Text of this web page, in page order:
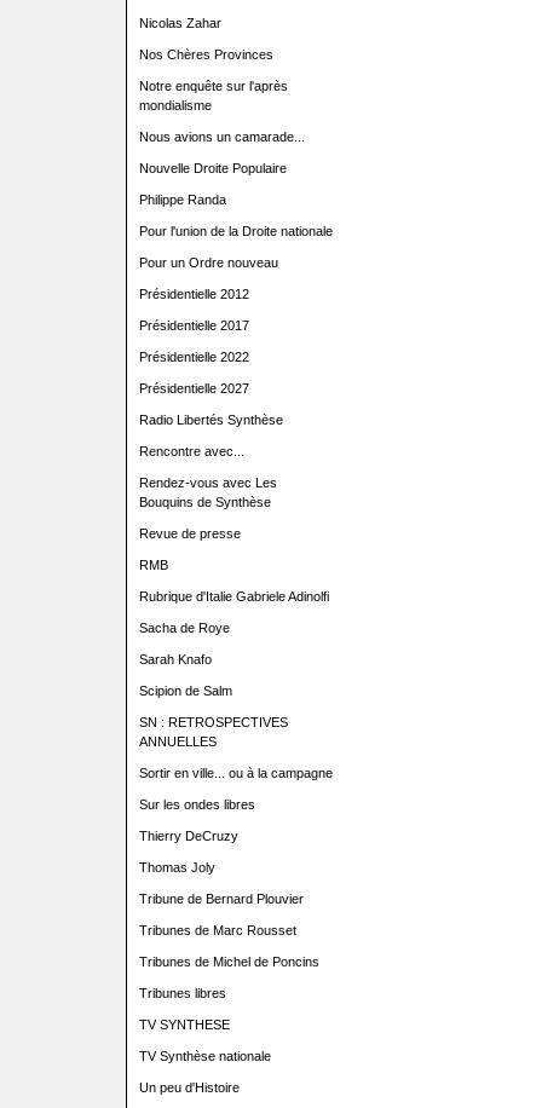
Nicolas Zahar
Nos Chères Provinces
Notre enquête sur l'après
mondialisme
Nous avions un camarade...
Nouvelle Droite Populaire
Philippe Randa
Pour l'union de la Droite nationale
Pour un Ordre nouveau
Présidentielle 2012
Présidentielle 2017
Présidentielle 2022
Présidentielle 2027
Radio Libertés Synthèse
Rencontre avec...
Rendez-vous avec Les
Bouquins de Synthèse
Revue de presse
RMB
Rubrique d'Italie Gabriele Adinolfi
Sacha de Roye
Sarah Knafo
Scipion de Salm
SN : RETROSPECTIVES
ANNUELLES
Sortir en ville... ou à la campagne
Sur les ondes libres
Thierry DeCruzy
Thomas Joly
Tribune de Bernard Plouvier
Tribunes de Marc Rousset
Tribunes de Michel de Poncins
Tribunes libres
TV SYNTHESE
TV Synthèse nationale
Un peu d'Histoire